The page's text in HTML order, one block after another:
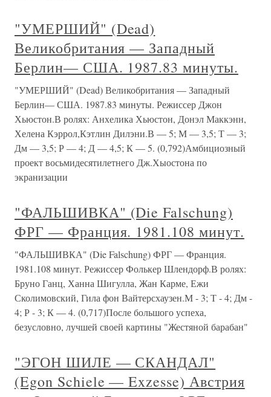
"УМЕРШИЙ" (Dead)
Великобритания — Западный
Берлин— США. 1987.83 минуты.
"УМЕРШИЙ" (Dead) Великобритания — Западный
Берлин— США. 1987.83 минуты. Режиссер Джон
Хьюстон.В ролях: Анхелика Хьюстон, Донэл Маккэнн,
Хелена Кэррол,Кэтлин Дилэни.В — 5; М — 3,5; Т — 3;
Дм — 3,5; Р — 4; Д — 4,5; К — 5. (0,792)Амбициозный
проект восьмидесятилетнего Дж.Хыостона по
экранизации
"ФАЛЬШИВКА" (Die Falschung)
ФРГ — Франция. 1981.108 минут.
"ФАЛЬШИВКА" (Die Falschung) ФРГ — Франция.
1981.108 минут. Режиссер Фолькер Шлендорф.В ролях:
Бруно Ганц, Ханна Шигулла, Жан Карме, Ежи
Сколимовский, Гила фон Вайтерсхаузен.М - 3; Т - 4; Дм -
4; Р - 3; К — 4. (0,717)После большого успеха,
безусловно, лучшей своей картины "Жестяной барабан"
"ЭГОН ШИЛЕ — СКАНДАЛ"
(Egon Schiele — Exzesse) Австрия